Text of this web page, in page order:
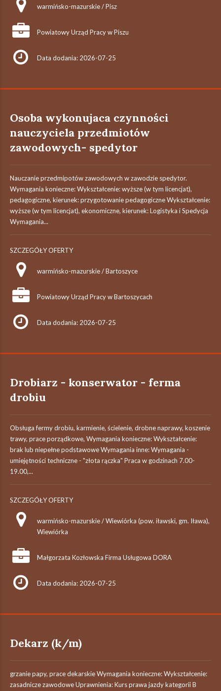
warmińsko-mazurskie / Pisz
Powiatowy Urząd Pracy w Piszu
Data dodania: 2026-07-25
Osoba wykonujaca czynności
nauczyciela przedmiotów
zawodowych- spedytor
Nauczanie przedmipotów zawodowych w zawodzie spedytor.
Wymagania konieczne: Wykształcenie: wyższe (w tym licencjat),
pedagogiczne, kierunek: przygotowanie pedagogiczne Wykształcenie:
wyższe (w tym licencjat), ekonomiczne, kierunek: Logistyka i Spedycja
Wymagania...
SZCZEGÓŁY OFERTY
warmińsko-mazurskie / Bartoszyce
Powiatowy Urząd Pracy w Bartoszycach
Data dodania: 2026-07-25
Drobiarz - konserwator - ferma
drobiu
Obsługa fermy drobiu, karmienie, ścielenie, drobne naprawy, koszenie
trawy, prace porządkowe, Wymagania konieczne: Wykształcenie:
brak lub niepełne podstawowe Wymagania inne: Wymagania -
umiejętności techniczne - "złota rączka" Praca w godzinach 7.00-
19.00,...
SZCZEGÓŁY OFERTY
warmińsko-mazurskie / Wiewiórka (pow. iławski, gm. Iława),
Wiewiórka
Małgorzata Kozłowska Firma Usługowa DORA
Data dodania: 2026-07-25
Dekarz (k/m)
grzanie papy, prace dekarskie Wymagania konieczne: Wykształcenie:
zasadnicze zawodowe Uprawnienia: Kurs prawa jazdy kategorii B